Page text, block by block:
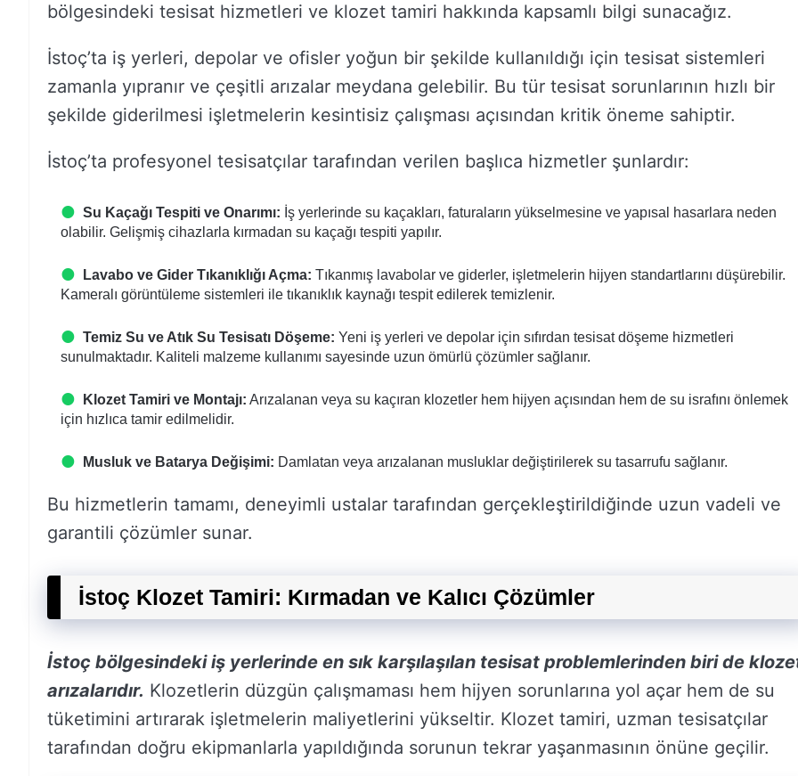
bölgesindeki tesisat hizmetleri ve klozet tamiri hakkında kapsamlı bilgi sunacağız.
İstoç’ta iş yerleri, depolar ve ofisler yoğun bir şekilde kullanıldığı için tesisat sistemleri
zamanla yıpranır ve çeşitli arızalar meydana gelebilir. Bu tür tesisat sorunlarının hızlı bir
şekilde giderilmesi işletmelerin kesintisiz çalışması açısından kritik öneme sahiptir.
İstoç’ta profesyonel tesisatçılar tarafından verilen başlıca hizmetler şunlardır:
Su Kaçağı Tespiti ve Onarımı: İş yerlerinde su kaçakları, faturaların yükselmesine ve yapısal hasarlara neden
olabilir. Gelişmiş cihazlarla kırmadan su kaçağı tespiti yapılır.
Lavabo ve Gider Tıkanıklığı Açma: Tıkanmış lavabolar ve giderler, işletmelerin hijyen standartlarını düşürebilir.
Kameralı görüntüleme sistemleri ile tıkanıklık kaynağı tespit edilerek temizlenir.
Temiz Su ve Atık Su Tesisatı Döşeme: Yeni iş yerleri ve depolar için sıfırdan tesisat döşeme hizmetleri
sunulmaktadır. Kaliteli malzeme kullanımı sayesinde uzun ömürlü çözümler sağlanır.
Klozet Tamiri ve Montajı: Arızalanan veya su kaçıran klozetler hem hijyen açısından hem de su israfını önlemek
için hızlıca tamir edilmelidir.
Musluk ve Batarya Değişimi: Damlatan veya arızalanan musluklar değiştirilerek su tasarrufu sağlanır.
Bu hizmetlerin tamamı, deneyimli ustalar tarafından gerçekleştirildiğinde uzun vadeli ve
garantili çözümler sunar.
İstoç Klozet Tamiri: Kırmadan ve Kalıcı Çözümler
İstoç bölgesindeki iş yerlerinde en sık karşılaşılan tesisat problemlerinden biri de
arızalarıdır. Klozetlerin düzgün çalışmaması hem hijyen sorunlarına yol açar hem de su
tüketimini artırarak işletmelerin maliyetlerini yükseltir. Klozet tamiri, uzman tesisatçılar
tarafından doğru ekipmanlarla yapıldığında sorunun tekrar yaşanmasının önüne geçilir.